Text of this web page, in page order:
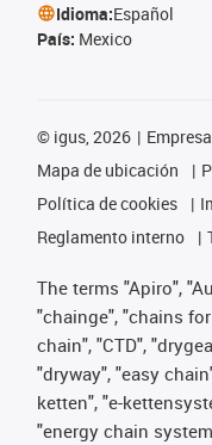
Idioma:Español
País: Mexico
© igus, 2026 Empresa
Mapa de ubicación
Política de cookies
Reglamento interno
The terms "Apiro",
"chainge", "chains
chain", "CTD",
"dryway", "easy
ketten", "e-
"energy chain